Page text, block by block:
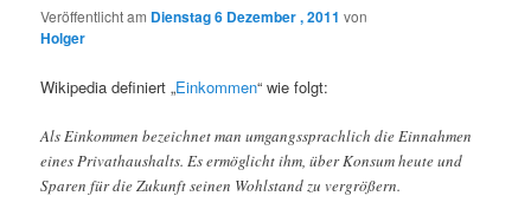
Veröffentlicht am Dienstag 6 Dezember , 2011 von
Holger
Wikipedia definiert „Einkommen“ wie folgt:
Als Einkommen bezeichnet man umgangssprachlich die Einnahmen
eines Privathaushalts. Es ermöglicht ihm, über Konsum heute und
Sparen für die Zukunft seinen Wohlstand zu vergrößern.